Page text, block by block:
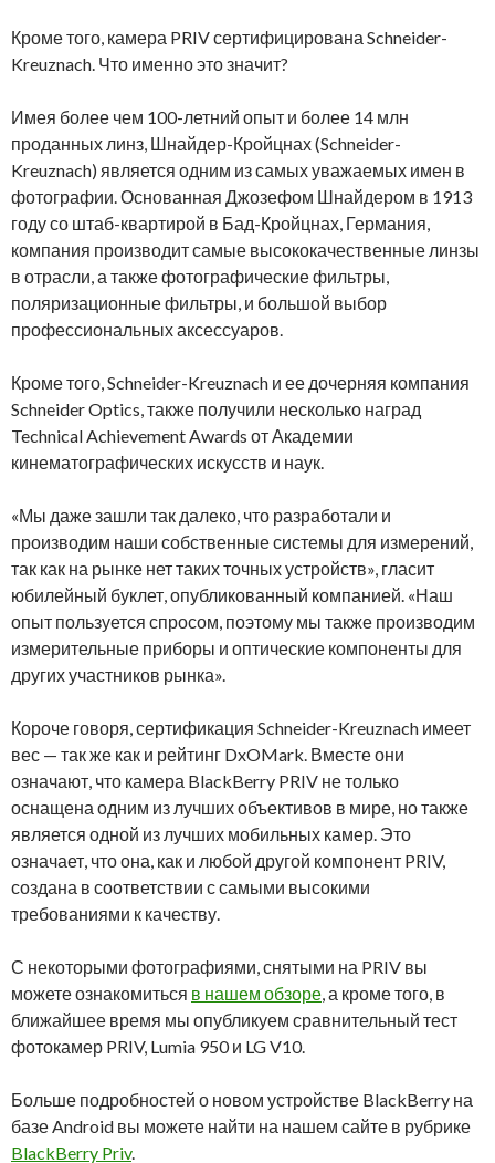
Кроме того, камера PRIV сертифицирована Schneider-
Kreuznach. Что именно это значит?
Имея более чем 100-летний опыт и более 14 млн
проданных линз, Шнайдер-Кройцнах (Schneider-
Kreuznach) является одним из самых уважаемых имен в
фотографии. Основанная Джозефом Шнайдером в 1913
году со штаб-квартирой в Бад-Кройцнах, Германия,
компания производит самые высококачественные линзы
в отрасли, а также фотографические фильтры,
поляризационные фильтры, и большой выбор
профессиональных аксессуаров.
Кроме того, Schneider-Kreuznach и ее дочерняя компания
Schneider Optics, также получили несколько наград
Technical Achievement Awards от Академии
кинематографических искусств и наук.
«Мы даже зашли так далеко, что разработали и
производим наши собственные системы для измерений,
так как на рынке нет таких точных устройств», гласит
юбилейный буклет, опубликованный компанией. «Наш
опыт пользуется спросом, поэтому мы также производим
измерительные приборы и оптические компоненты для
других участников рынка».
Короче говоря, сертификация Schneider-Kreuznach имеет
вес — так же как и рейтинг DxOMark. Вместе они
означают, что камера BlackBerry PRIV не только
оснащена одним из лучших объективов в мире, но также
является одной из лучших мобильных камер. Это
означает, что она, как и любой другой компонент PRIV,
создана в соответствии с самыми высокими
требованиями к качеству.
С некоторыми фотографиями, снятыми на PRIV вы
можете ознакомиться в нашем обзоре, а кроме того, в
ближайшее время мы опубликуем сравнительный тест
фотокамер PRIV, Lumia 950 и LG V10.
Больше подробностей о новом устройстве BlackBerry на
базе Android вы можете найти на нашем сайте в рубрике
BlackBerry Priv.